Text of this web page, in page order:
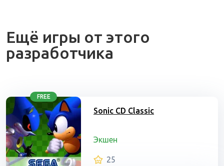
Ещё игры от этого
разработчика
FREE
Sonic CD Classic
Экшен
25